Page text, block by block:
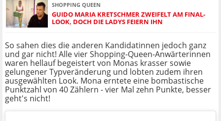
SHOPPING QUEEN
GUIDO MARIA KRETSCHMER ZWEIFELT AM FINAL-
LOOK, DOCH DIE LADYS FEIERN IHN
So sahen dies die anderen Kandidatinnen jedoch ganz
und gar nicht! Alle vier Shopping-Queen-Anwärterinnen
waren hellauf begeistert von Monas krasser sowie
gelungener Typveränderung und lobten zudem ihren
ausgewählten Look. Mona erntete eine bombastische
Punktzahl von 40 Zählern - vier Mal zehn Punkte, besser
geht's nicht!